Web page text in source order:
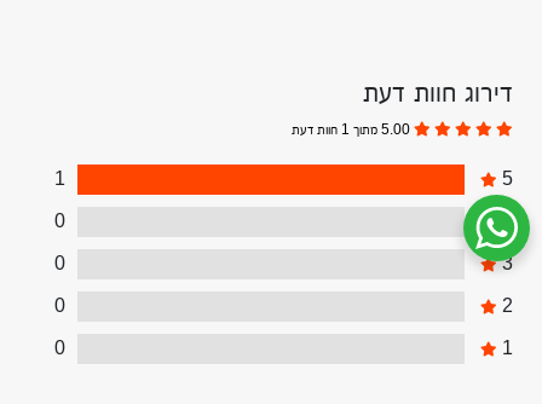
דירוג חוות דעת
5
1
4
0
3
0
2
0
1
0
שיחת ווטסאפ עם שירות הלקוחות